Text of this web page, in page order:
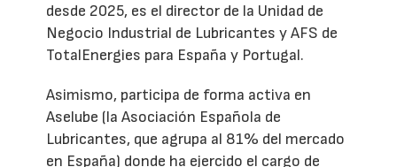
desde 2025, es el director de la Unidad de
Negocio Industrial de Lubricantes y AFS de
TotalEnergies para España y Portugal.
Asimismo, participa de forma activa en
Aselube (la Asociación Española de
Lubricantes, que agrupa al 81% del mercado
en España) donde ha ejercido el cargo de